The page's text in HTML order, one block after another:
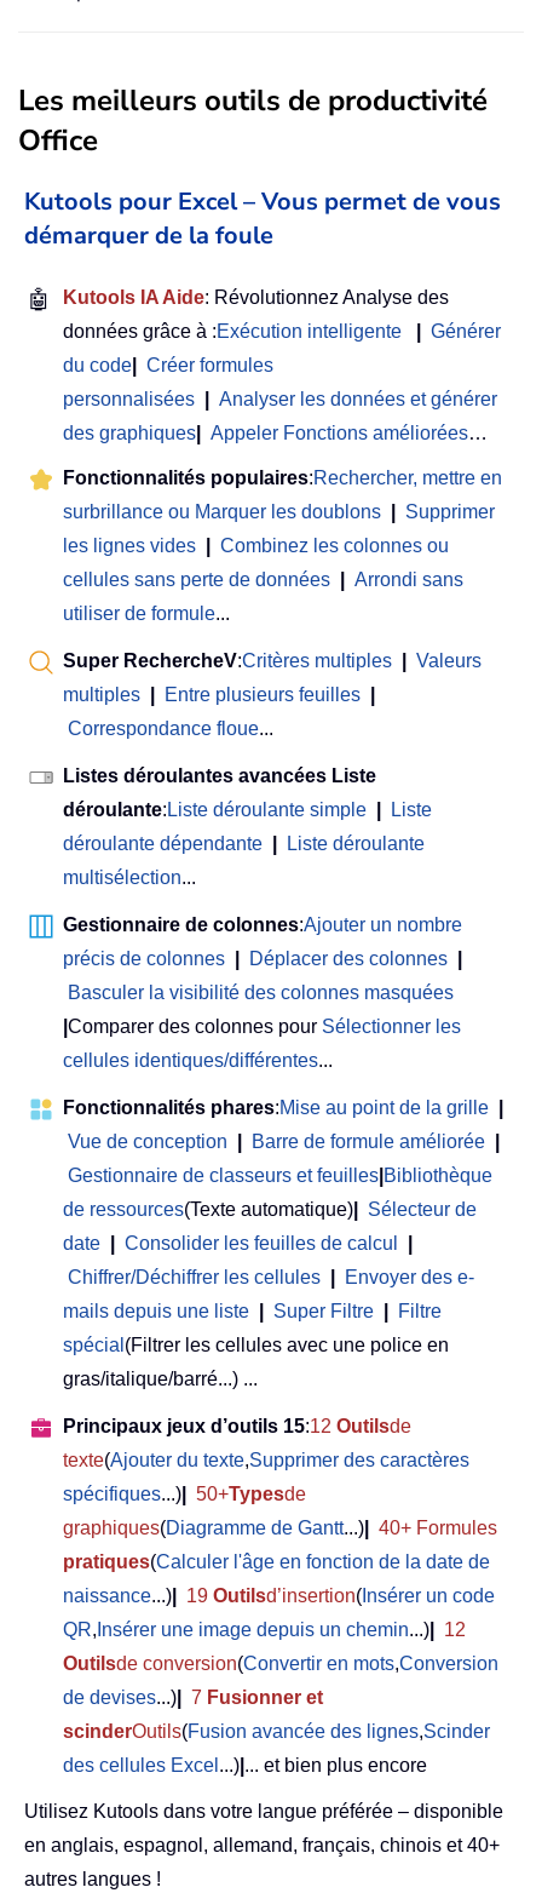
Les meilleurs outils de productivité
Office
Kutools pour Excel – Vous permet de vous
démarquer de la foule
🤖 Kutools IA Aide: Révolutionnez Analyse des
données grâce à :Exécution intelligente
Générer
du code
Créer formules
personnalisées
Analyser les données et générer
des graphiques
Appeler Fonctions améliorées…
Fonctionnalités populaires:Rechercher, mettre en
surbrillance ou Marquer les doublons
Supprimer
les lignes vides
Combinez les colonnes ou
cellules sans perte de données
Arrondi sans
utiliser de formule...
Super RechercheV:Critères multiples
Valeurs
multiples
Entre plusieurs feuilles
Correspondance floue...
Listes déroulantes avancées Liste
déroulante: Liste déroulante simple
Liste
déroulante dépendante
Liste déroulante
multisélection...
Gestionnaire de colonnes:Ajouter un nombre
précis de colonnes
Déplacer des colonnes
Basculer la visibilité des colonnes masquées
Comparer des colonnes pour Sélectionner les
cellules identiques/différentes...
Fonctionnalités phares:Mise au point de la grille
Vue de conception
Barre de formule améliorée
Gestionnaire de classeurs et feuilles Bibliothèque
de ressources(Texte automatique)
Sélecteur de
date
Consolider les feuilles de calcul
Chiffrer/Déchiffrer les cellules
Envoyer des e-
mails depuis une liste
Super Filtre
Filtre
spécial (Filtrer les cellules avec une police en
gras/italique/barré...) ...
Principaux jeux d’outils 15:12 Outilsde
texte(Ajouter du texte,Supprimer des caractères
spécifiques...) 50+Typesde
graphiques(Diagramme de Gantt...)
40+ Formules
pratiques(Calculer l'âge en fonction de la date de
naissance...) 19 Outilsd’insertion( Insérer un code
QR, Insérer une image depuis un chemin...)
12
Outilsde conversion(Convertir en mots,Conversion
de devises...) 7 Fusionner et
scinderOutils(Fusion avancée des lignes,Scinder
des cellules Excel ...) ... et bien plus encore
Utilisez Kutools dans votre langue préférée – disponible
en anglais, espagnol, allemand, français, chinois et 40+
autres langues !